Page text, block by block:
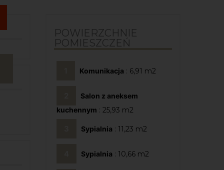
POWIERZCHNIE
POMIESZCZEŃ
Komunikacja : 6,91
Salon z aneksem
kuchennym : 25,93
Sypialnia : 11,23
Sypialnia : 10,66